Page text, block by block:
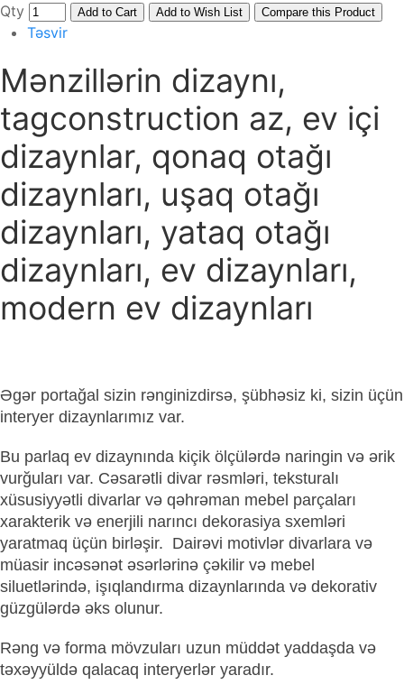
Qty Add to Cart Add to Wish List Compare this Product
Təsvir
Mənzillərin dizaynı,
tagconstruction az, ev içi
dizaynlar, qonaq otağı
dizaynları, uşaq otağı
dizaynları, yataq otağı
dizaynları, ev dizaynları,
modern ev dizaynları
Əgər portağal sizin rənginizdirsə, şübhəsiz ki, sizin üçün
interyer dizaynlarımız var.
Bu parlaq ev dizaynında kiçik ölçülərdə naringin və ərik
vurğuları var. Cəsarətli divar rəsmləri, teksturalı
xüsusiyyətli divarlar və qəhrəman mebel parçaları
xarakterik və enerjili narıncı dekorasiya sxemləri
yaratmaq üçün birləşir. Dairəvi motivlər divarlara və
müasir incəsənət əsərlərinə çəkilir və mebel
siluetlərində, işıqlandırma dizaynlarında və dekorativ
güzgülərdə əks olunur.
Rəng və forma mövzuları uzun müddət yaddaşda və
təxəyyüldə qalacaq interyerlər yaradır.